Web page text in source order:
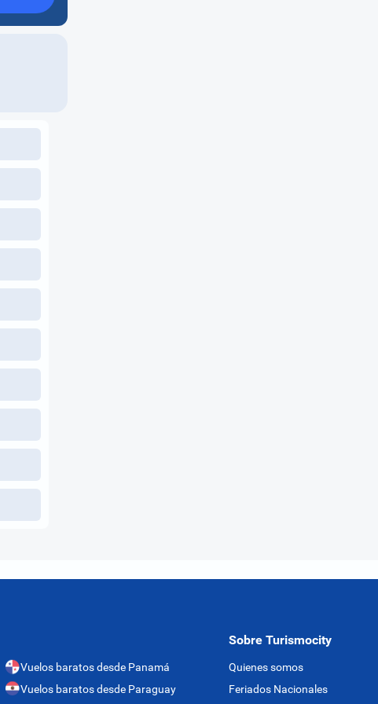
Vuelos baratos desde Panamá
Vuelos baratos desde Paraguay
Sobre Turismocity
Quienes somos
Feriados Nacionales